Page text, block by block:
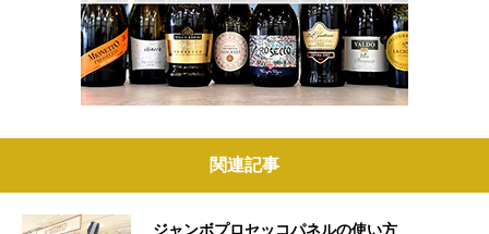
関連記事
ジャンボプロセッコパネルの使い方